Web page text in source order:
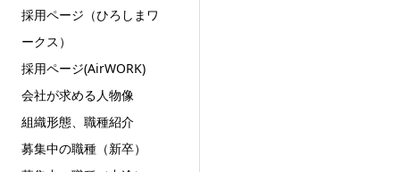
採用ページ（ひろしまワ
ークス）
採用ページ(AirWORK)
会社が求める人物像
組織形態、職種紹介
募集中の職種（新卒）